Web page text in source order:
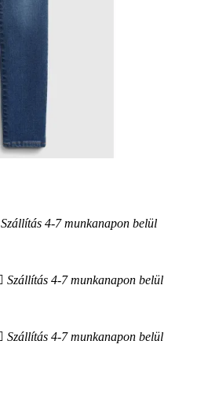
Szállítás 4-7 munkanapon belül
Szállítás 4-7 munkanapon belül
Szállítás 4-7 munkanapon belül